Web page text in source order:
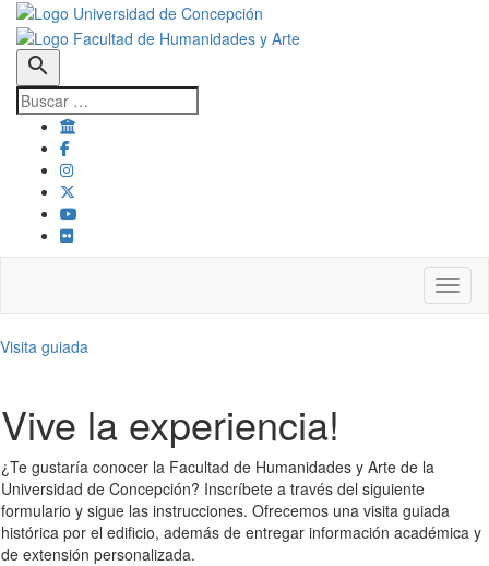
search
Visita guiada
Vive la experiencia!
¿Te gustaría conocer la Facultad de Humanidades y Arte de la
Universidad de Concepción? Inscríbete a través del siguiente
formulario y sigue las instrucciones. Ofrecemos una visita guiada
histórica por el edificio, además de entregar información académica y
de extensión personalizada.